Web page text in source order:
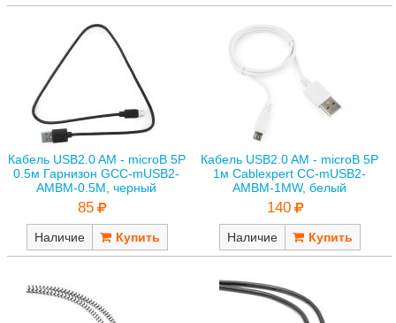
Кабель USB2.0 AM - microB 5P
0.5м Гарнизон GCC-mUSB2-
AMBM-0.5M, черный
85
Наличие
Кабель USB2.0 AM - microB 5P
1м Cablexpert CC-mUSB2-
AMBM-1MW, белый
140
Наличие